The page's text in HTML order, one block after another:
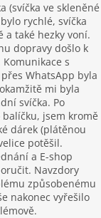
(svíčka ve skleněné
rychlé, svíčka
a také hezky voní.
dopravy došlo k
Komunikace s
WhatsApp byla
mi byla
svíčka. Po
jsem kromě
dárek (plátěnou
potěšil.
a E-shop
Navzdory
způsobenému
nakonec vyřešilo